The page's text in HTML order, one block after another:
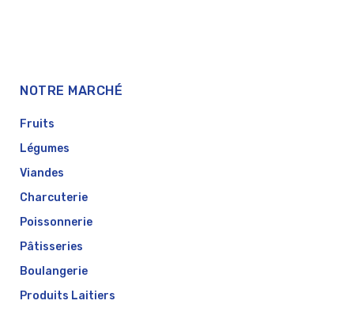
NOTRE MARCHÉ
Fruits
Légumes
Viandes
Charcuterie
Poissonnerie
Pâtisseries
Boulangerie
Produits Laitiers